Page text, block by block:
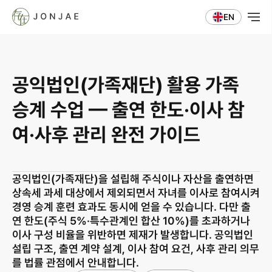
EN
공익법인(가족재단) 활용 가족
승계 수업 — 출연 한도·이사 참
여·사후 관리 완전 가이드
공익법인(가족재단)을 설립해 주식이나 자산을 출연하면
상속세 과세 대상에서 제외되면서 자녀를 이사로 참여시켜
경영 승계 훈련 효과도 동시에 얻을 수 있습니다. 다만 출
연 한도(주식 5%·특수관계인 합산 10%)를 초과하거나
이사 구성 비율을 위반하면 제재가 발생합니다. 공익법인
설립 구조, 출연 계약 설계, 이사 참여 요건, 사후 관리 의무
를 법률 관점에서 안내합니다.
사업자등록번호 823-87-02964